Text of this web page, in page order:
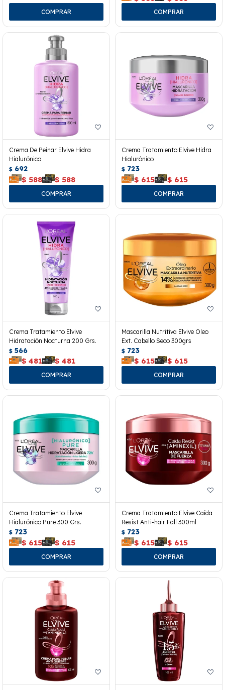
Crema De Peinar Elvive Hidra
Hialurónico
$ 692
$ 588 $ 588
Crema Tratamiento Elvive Hidra
Hialurónico
$ 723
$ 615 $ 615
Crema Tratamiento Elvive
Hidratación Nocturna 200 Grs.
$ 566
$ 481 $ 481
Mascarilla Nutritiva Elvive Oleo
Ext. Cabello Seco 300grs
$ 723
$ 615 $ 615
Crema Tratamiento Elvive
Hialurónico Pure 300 Grs.
$ 723
$ 615 $ 615
Crema Tratamiento Elvive Caída
Resist Anti-hair Fall 300ml
$ 723
$ 615 $ 615